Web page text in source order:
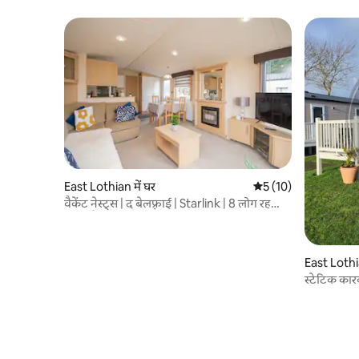
East Lothian में घर औसत रेटिंग 5 में से 5, 10
5 (10)
वैकेंट नेस्ट्स | द बेलफ़्राई | Starlink | 8 लोग रह
East
स्टेटिक